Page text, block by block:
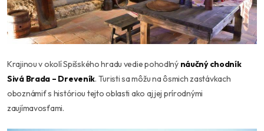
Krajinou v okolí Spišského hradu vedie pohodlný náučný chodník
Sivá Brada – Dreveník. Turisti sa môžu na ôsmich zastávkach
oboznámiť s históriou tejto oblasti ako aj jej prírodnými
zaujímavosťami.